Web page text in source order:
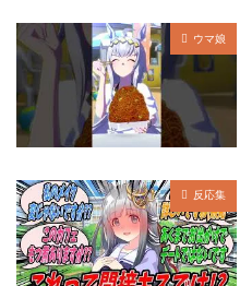
ウマ娘
反応集